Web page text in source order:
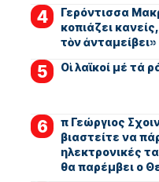
Γερόντισσα
κοπιάζει
τὸν ἀνταμείβει»
Οἱ λαϊκοί μέ τά
π Γεώργιος
βιαστείτε να
ηλεκτρονικές
θα παρέμβει ο